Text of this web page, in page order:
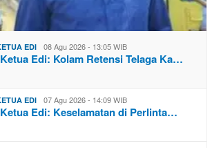
EDI 08 Agu 2026 - 13:05 WIB
Edi: Kolam Retensi Telaga Ka…
EDI 07 Agu 2026 - 14:09 WIB
Edi: Keselamatan di Perlinta…